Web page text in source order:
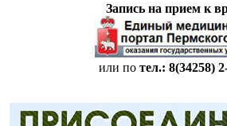
Запись на прием к
или по тел.: 8(34258)